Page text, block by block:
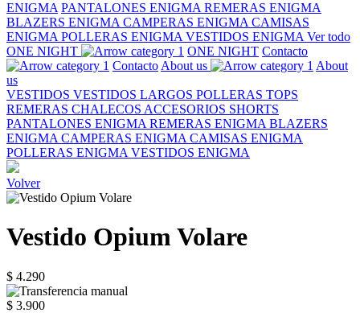
ENIGMA PANTALONES ENIGMA REMERAS ENIGMA
BLAZERS ENIGMA CAMPERAS ENIGMA CAMISAS
ENIGMA POLLERAS ENIGMA VESTIDOS ENIGMA Ver todo
ONE NIGHT
ONE NIGHT Contacto
Contacto About us
About
us
VESTIDOS VESTIDOS LARGOS POLLERAS TOPS
REMERAS CHALECOS ACCESORIOS SHORTS
PANTALONES ENIGMA REMERAS ENIGMA BLAZERS
ENIGMA CAMPERAS ENIGMA CAMISAS ENIGMA
POLLERAS ENIGMA VESTIDOS ENIGMA
Volver
Vestido Opium Volare
$ 4.290
$ 3.900